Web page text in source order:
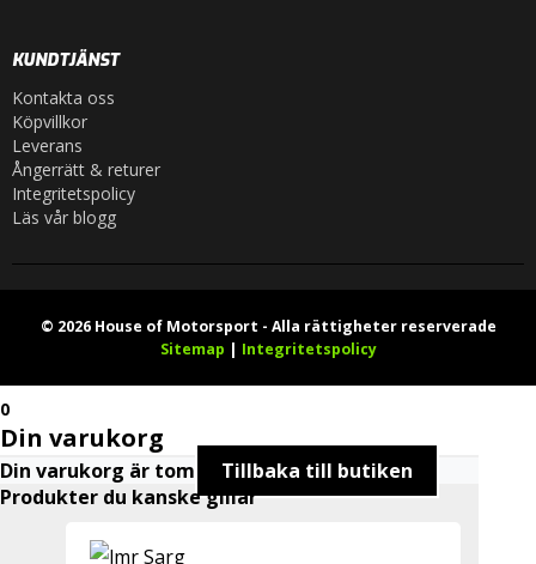
KUNDTJÄNST
Kontakta oss
Köpvillkor
Leverans
Ångerrätt & returer
Integritetspolicy
Läs vår blogg
© 2026 House of Motorsport - Alla rättigheter reserverade
Sitemap | Integritetspolicy
0
Din varukorg
Din varukorg är tom
Tillbaka till butiken
Produkter du kanske gillar